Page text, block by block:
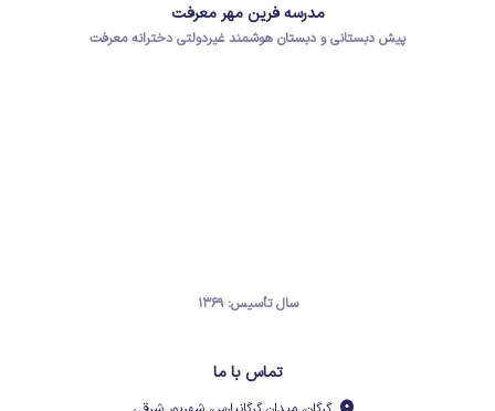
مدرسه فرین مهر معرفت
پیش دبستانی و دبستان هوشمند غیردولتی دخترانه معرفت
سال تأسیس: ۱۳۶۹
تماس با ما